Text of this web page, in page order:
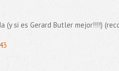
(y si es Gerard Butler mejor!!!!)